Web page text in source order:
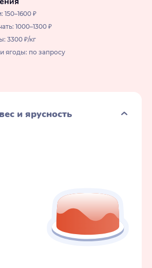
150–1600 ₽
1000–1300 ₽
3300 ₽/кг
ягоды: по запросу
и ярусность